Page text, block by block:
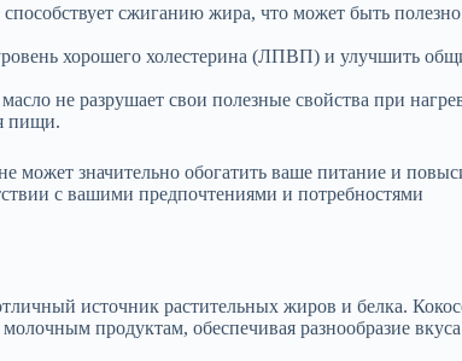
сжиганию жира, что может быть
хорошего холестерина (ЛПВП) и улучшить
не разрушает свои полезные свойства при
пищи.
может значительно обогатить ваше питание и
с вашими предпочтениями и потребностями
источник растительных жиров и белка.
продуктам, обеспечивая разнообразие